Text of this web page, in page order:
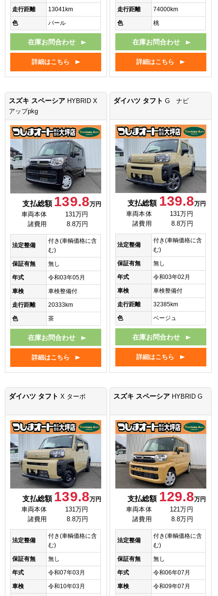
走行距離
13041km
色
パール
在庫お問合わせ
詳細はこちら
走行距離
74000km
色
桃
在庫お問合わせ
詳細はこちら
スズキ スペーシア HYBRID X
アップpkg
支払総額 139.8万円
車両本体
131万円
諸費用
8.8万円
法定整備
付き(車輌価格に含
む)
保証有無
無し
年式
令和03年05月
車検
車検整備付
走行距離
20333km
色
茶
在庫お問合わせ
詳細はこちら
ダイハツ タフトG ナビ
支払総額 139.8万円
車両本体
131万円
諸費用
8.8万円
法定整備
付き(車輌価格に含
む)
保証有無
無し
年式
令和03年02月
車検
車検整備付
走行距離
32385km
色
ベージュ
在庫お問合わせ
詳細はこちら
ダイハツ タフト X ターボ
支払総額 139.8万円
車両本体
131万円
諸費用
8.8万円
法定整備
付き(車輌価格に含
む)
保証有無
無し
年式
令和07年03月
車検
令和10年03月
スズキ スペーシア HYBRID G
支払総額 129.8万円
車両本体
121万円
諸費用
8.8万円
法定整備
付き(車輌価格に含
む)
保証有無
無し
年式
令和06年07月
車検
令和09年07月